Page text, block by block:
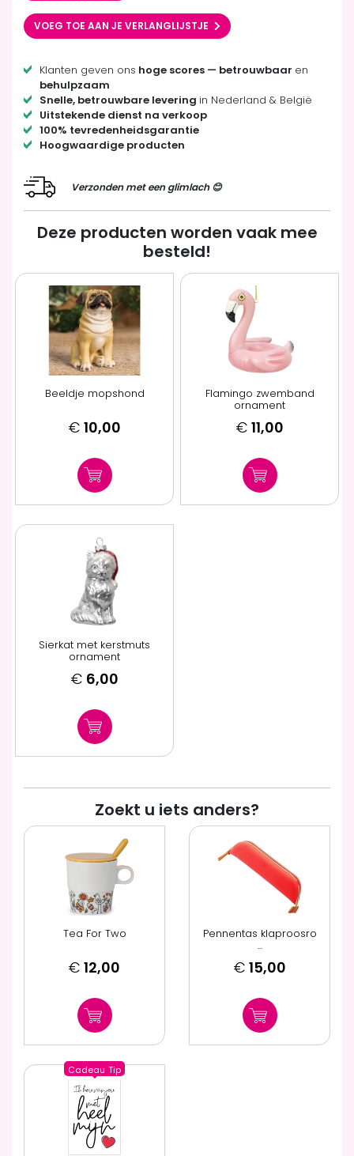
VOEG TOE AAN JE VERLANGLIJSTJE
Klanten geven ons hoge scores — betrouwbaar en
behulpzaam
Snelle, betrouwbare levering in Nederland & België
Uitstekende dienst na verkoop
100% tevredenheidsgarantie
Hoogwaardige producten
Verzonden met een glimlach 😊
Deze producten worden vaak mee
besteld!
Beeldje mopshond
€ 10,00
Flamingo zwemband
ornament
€ 11,00
Sierkat met kerstmuts
ornament
€ 6,00
Zoekt u iets anders?
Tea For Two
€ 12,00
Pennentas klaproosro
...
€ 15,00
Cadeau Tip